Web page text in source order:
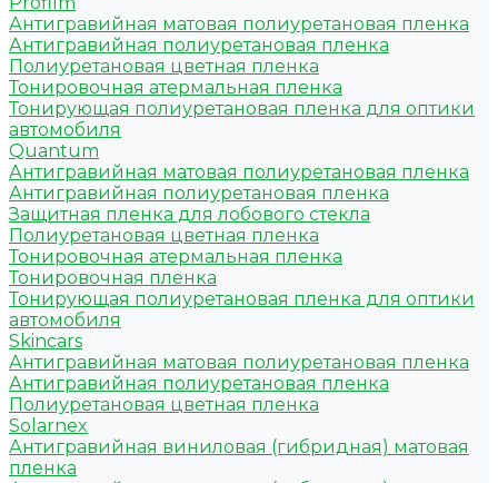
Антигравийная матовая полиуретановая пленка
Антигравийная полиуретановая пленка
Полиуретановая цветная пленка
Тонировочная атермальная пленка
Тонирующая полиуретановая пленка для оптики
автомобиля
Quantum
Антигравийная матовая полиуретановая пленка
Антигравийная полиуретановая пленка
Защитная пленка для лобового стекла
Полиуретановая цветная пленка
Тонировочная атермальная пленка
Тонировочная пленка
Тонирующая полиуретановая пленка для оптики
автомобиля
Skincars
Антигравийная матовая полиуретановая пленка
Антигравийная полиуретановая пленка
Полиуретановая цветная пленка
Solarnex
Антигравийная виниловая (гибридная) матовая
пленка